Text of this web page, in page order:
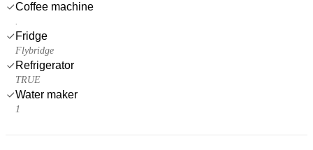
Coffee machine
Fridge
Flybridge
Refrigerator
TRUE
Water maker
1